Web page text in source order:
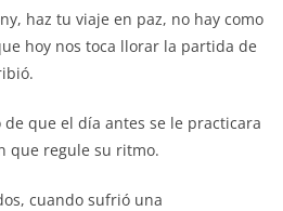
haz tu viaje en paz, no hay como
hoy nos toca llorar la partida de
que el día antes se le practicara
que regule su ritmo.
cuando sufrió una